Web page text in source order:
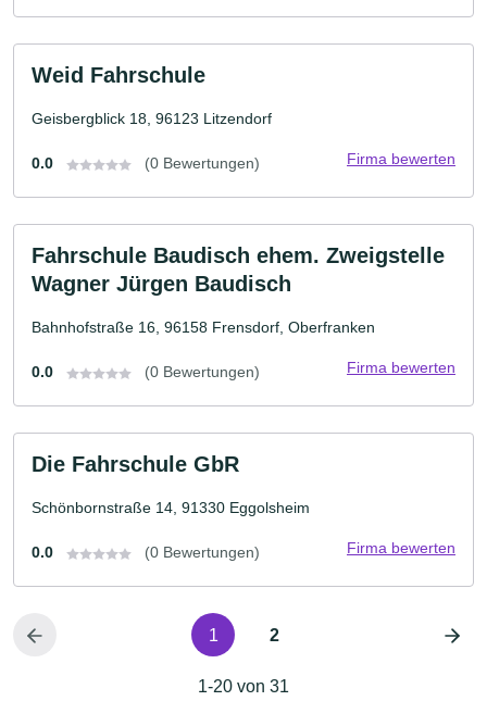
Weid Fahrschule
Geisbergblick 18, 96123 Litzendorf
0.0 (0 Bewertungen) Firma bewerten
Fahrschule Baudisch ehem. Zweigstelle
Wagner Jürgen Baudisch
Bahnhofstraße 16, 96158 Frensdorf, Oberfranken
0.0 (0 Bewertungen) Firma bewerten
Die Fahrschule GbR
Schönbornstraße 14, 91330 Eggolsheim
0.0 (0 Bewertungen) Firma bewerten
1 2
1-20 von 31